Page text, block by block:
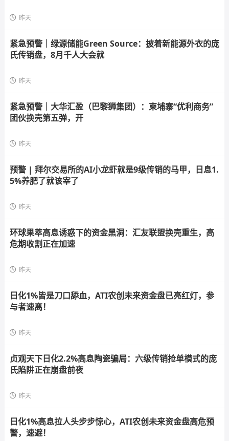
昨天
紧急预警｜绿源储能Green Source：披着新能源外衣的庞
氏传销盘，8月千人大会就
昨天
紧急预警｜大华汇盈（巴黎狮集团）：柬埔寨“优利商务”
团伙换壳第五弹，开
昨天
预警 | 拜尔交易所的AI小龙虾就是9级传销的马甲，日息1.
5%养肥了就该宰了
昨天
环球果萃高息诱惑下的资金黑洞：汇友联盟换壳重生，高
危期收割正在加速
昨天
日化1%皆是刀口舔血，ATI农创未来资金盘已亮红灯，参
与者速离！
昨天
贞观天下日化2.2%高息陶瓷骗局：六级传销抢单模式的庞
氏陷阱正在崩盘前夜
昨天
日化1%高息拉人头步步惊心，ATI农创未来资金盘高危预
警，速避！